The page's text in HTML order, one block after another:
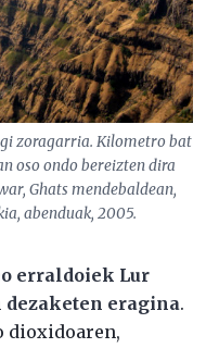
zoragarria. Kilometro bat
oso ondo bereizten dira
Ghats mendebaldean,
abenduak, 2005.
erraldoiek Lur
eragina.
dioxidoaren,